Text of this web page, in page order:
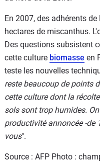
En 2007, des adhérents
hectares de miscanthus.
Des questions subsistent
cette culture biomasse en
teste les nouvelles
reste beaucoup de points
cette culture dont la
sols sont trop humides.
productivité annoncée -de
vous".
Source : AFP Photo :